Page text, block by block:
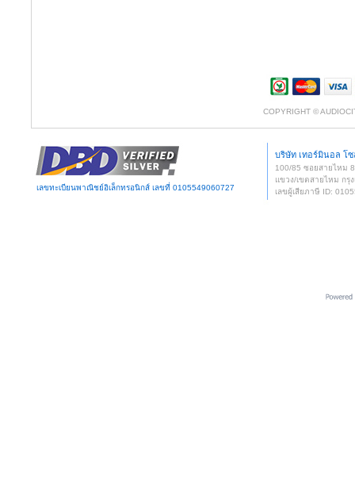
COPYRIGHT ©
เลขทะเบียนพาณิชย์อิเล็กทรอนิกส์ เลขที่ 0105549060727
บริษัท เทอร์มินอล โ
100/85 ซอยสายไหม
แขวง/เขตสายไหม กรุ
เลขผู้เสียภาษี ID: